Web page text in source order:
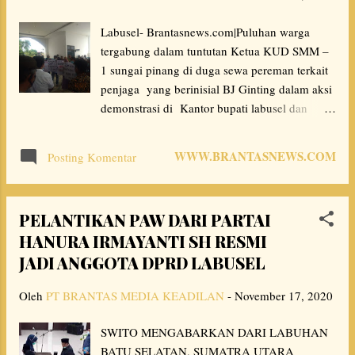
Labusel- Brantasnews.com|Puluhan warga
tergabung dalam tuntutan Ketua KUD SMM –
1 sungai pinang di duga sewa pereman terkait
penjaga yang berinisial BJ Ginting dalam aksi
demonstrasi di Kantor bupati labusel dan
mulai jam 10.12 wib ,Massa yang mengatas
namakan kelompok tani KUD SMM- 1
poin. Salah satu dalam orasinya diduga adanya
penutupan akses jalan yang diduga dilakukan
oleh BJ GINTING dengan menyewa beberapa
panen petani tidak bisa melintas dan menjual
KUD SMM-1 sungai pinang. Penutupan ini
Posting Komentar WWW.BRANTASNEWS.COM
PELANTIKAN PAW DARI PARTAI
HANURA IRMAYANTI SH RESMI
JADI ANGGOTA DPRD LABUSEL
Oleh PT BRANTAS MEDIA KEADILAN - November 17, 2020
SWITO MENGABARKAN DARI LABUHAN
BATU SELATAN, SUMATRA UTARA